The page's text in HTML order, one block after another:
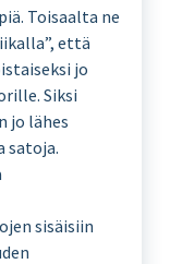
Toisaalta ne
että
jo
Siksi
jo lähes
satoja.
sisäisiin